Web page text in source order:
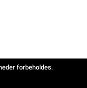
forbeholdes.